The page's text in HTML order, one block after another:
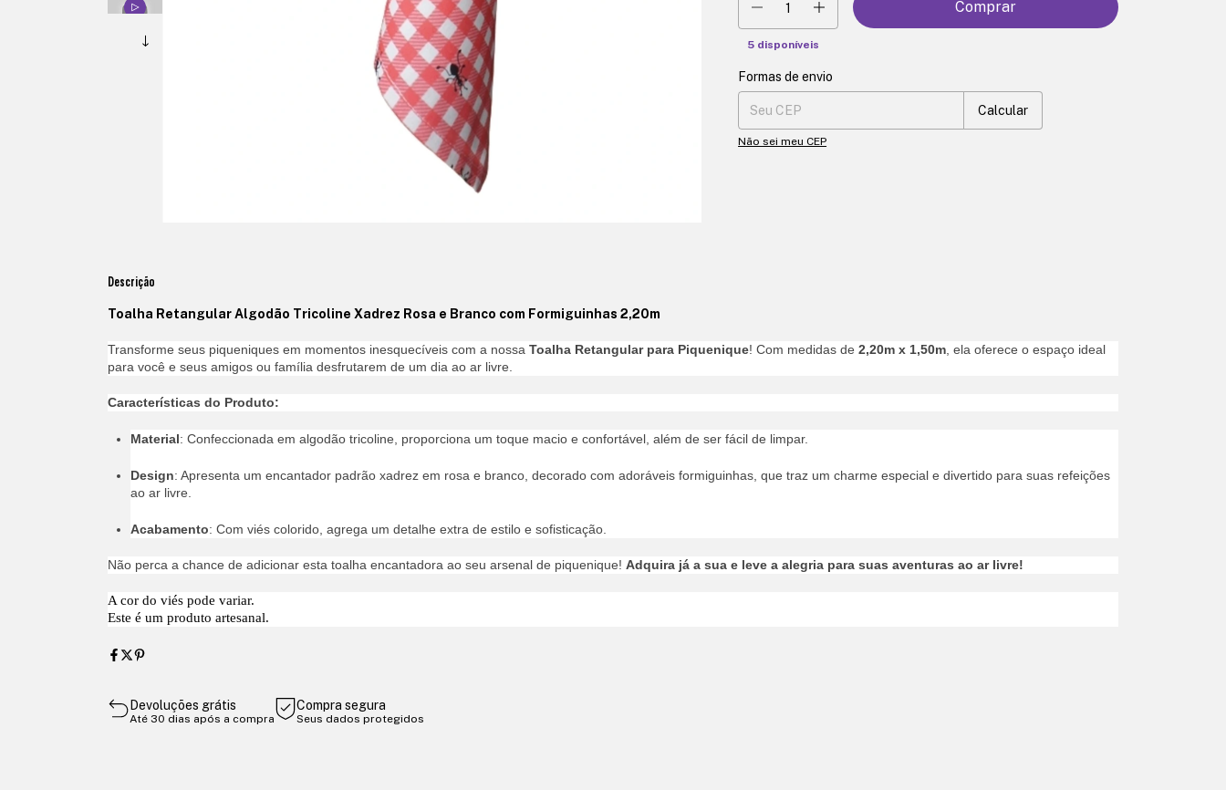
5 disponíveis
Entregas para o CEP:
Formas de envio
Calcular
Não sei meu CEP
Descrição
Toalha Retangular Algodão Tricoline Xadrez Rosa e Branco com Formiguinhas 2,20m
Transforme seus piqueniques em momentos inesquecíveis com a nossa Toalha Retangular para Piquenique! Com medidas de 2,20m x 1,50m , ela oferece o espaço ideal
para você e seus amigos ou família desfrutarem de um dia ao ar livre.
Características do Produto:
Material: Confeccionada em algodão tricoline, proporciona um toque macio e confortável, além de ser fácil de limpar.
Design: Apresenta um encantador padrão xadrez em rosa e branco, decorado com adoráveis formiguinhas, que traz um charme especial e divertido para suas refeições
ao ar livre.
Acabamento: Com viés colorido, agrega um detalhe extra de estilo e sofisticação.
Não perca a chance de adicionar esta toalha encantadora ao seu arsenal de piquenique! Adquira já a sua e leve a alegria para suas aventuras ao ar livre!
A cor do viés pode variar.
Este é um produto artesanal.
Devoluções grátis
Até 30 dias após a compra
Compra segura
Seus dados protegidos